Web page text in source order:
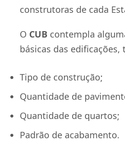
construtoras de cada
O CUB contempla
básicas das edificações,
Tipo de construção;
Quantidade de
Quantidade de quartos;
Padrão de acabamento.